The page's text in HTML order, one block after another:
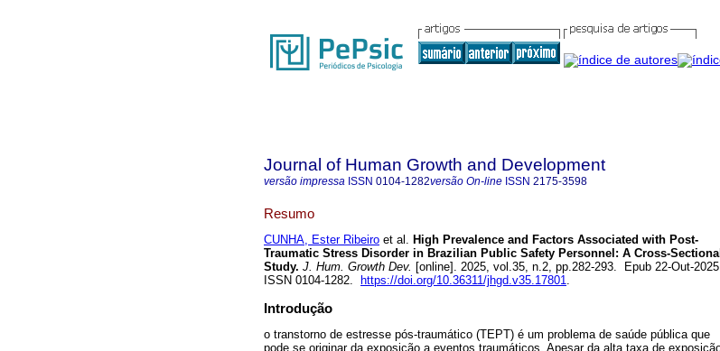
Journal of Human Growth and Development
versão impressa ISSN 0104-1282versão On-line ISSN 2175-3598
Resumo
CUNHA, Ester Ribeiro et al. High Prevalence and Factors Associated with Post-
Traumatic Stress Disorder in Brazilian Public Safety Personnel: A Cross-Sectional
Study. J. Hum. Growth Dev. [online]. 2025, vol.35, n.2, pp.282-293. Epub 22-Out-
ISSN 0104-1282.
https://doi.org/10.36311/jhgd.v35.17801.
Introdução
o transtorno de estresse pós-traumático (TEPT) é um problema de saúde pública que
pode se originar da exposição a eventos traumáticos. Apesar da alta taxa de